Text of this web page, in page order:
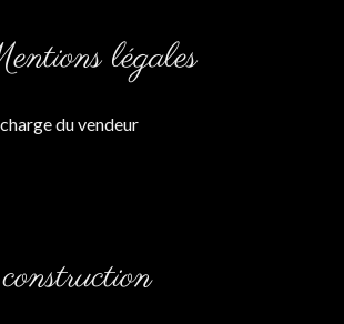
légales
du vendeur